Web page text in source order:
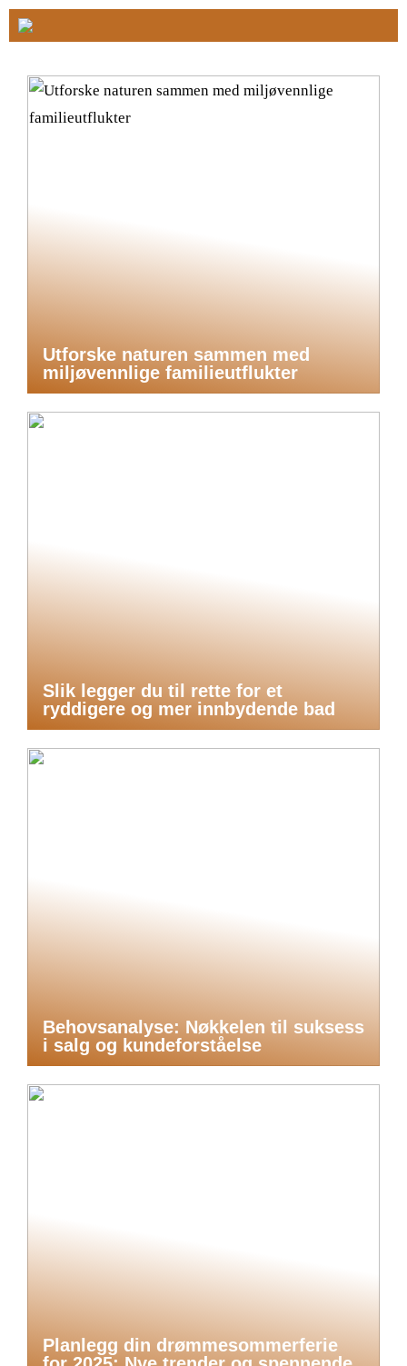
Utforske naturen sammen med
miljøvennlige familieutflukter
Slik legger du til rette for et
ryddigere og mer innbydende bad
Behovsanalyse: Nøkkelen til suksess
i salg og kundeforståelse
Planlegg din drømmesommerferie